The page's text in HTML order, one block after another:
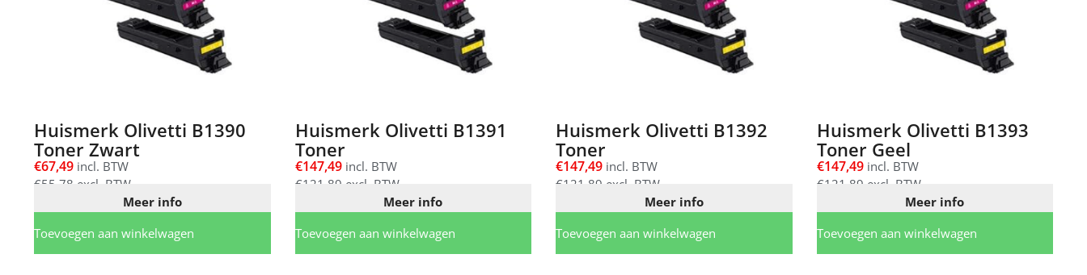
Huismerk Olivetti B1390
Toner Zwart
€67,49 incl. BTW
€55,78 excl. BTW
Meer info
Toevoegen aan winkelwagen
Huismerk Olivetti B1391
Toner
€147,49incl. BTW
€121,89 excl. BTW
Meer info
Toevoegen aan winkelwagen
Huismerk Olivetti B1392
Toner
€147,49 incl. BTW
€121,89 excl. BTW
Meer info
Toevoegen aan winkelwagen
Huismerk Olivetti B1393
Toner Geel
€147,49incl. BTW
€121,89 excl. BTW
Meer info
Toevoegen aan winkelwagen